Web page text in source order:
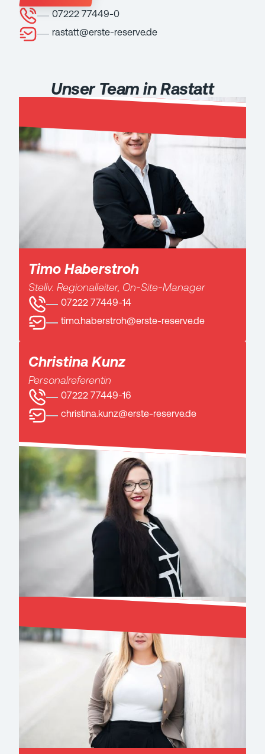
07222 77449-0
rastatt@erste-reserve.de
Unser Team in Rastatt
Timo Haberstroh
Stellv. Regionalleiter, On-Site-Manager
07222 77449-14
timo.haberstroh@erste-reserve.de
Christina Kunz
Personalreferentin
07222 77449-16
christina.kunz@erste-reserve.de